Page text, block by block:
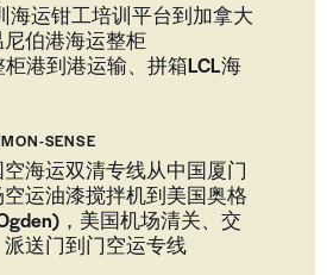
海运钳工培训平台到加拿大
伯港海运整柜
柜港到港运输、拼箱LCL海
SENSE
空海运双清专线从中国厦门
运油漆搅拌机到美国奥格
，美国机场清关、交
送门到门空运专线